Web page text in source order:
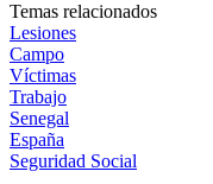
Temas relacionados
Lesiones
Campo
Víctimas
Trabajo
Senegal
España
Seguridad Social